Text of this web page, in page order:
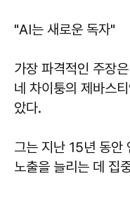
"AI는 새로운 독자"
가장 파격적인 주장
네 차이퉁의 제바스
았다.
그는 지난 15년 동안
노출을 늘리는 데 집